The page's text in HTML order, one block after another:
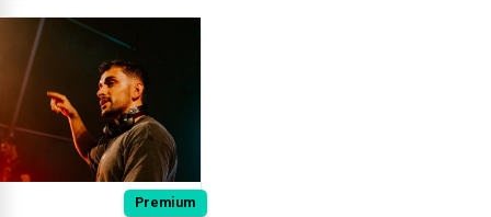
Premium